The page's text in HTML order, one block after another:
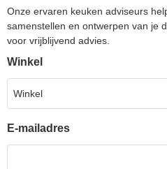
Onze ervaren keuken adviseurs
samenstellen en ontwerpen van je
voor vrijblijvend advies.
Winkel
Winkel
E-mailadres